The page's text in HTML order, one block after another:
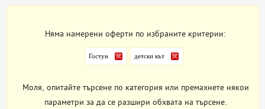
Няма намерени оферти по избраните критерии:
Гостун детски кът
Моля, опитайте търсене по категория или премахнете някои
параметри за да се разшири обхвата на търсене.